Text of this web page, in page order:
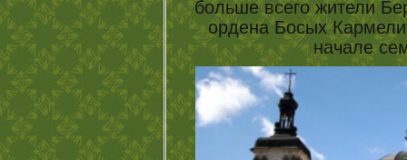
больше всего жители
ордена Босых
начале